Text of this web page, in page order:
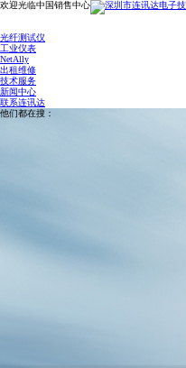
欢迎光临中国销售中心
光纤测试仪
工业仪表
NetAlly
出租维修
技术服务
新闻中心
联系连讯达
他们都在搜：